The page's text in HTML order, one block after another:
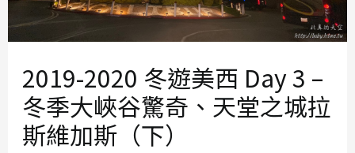
2019-2020 冬遊美西 Day 3 –
冬季大峽谷驚奇、天堂之城拉
斯維加斯（下）